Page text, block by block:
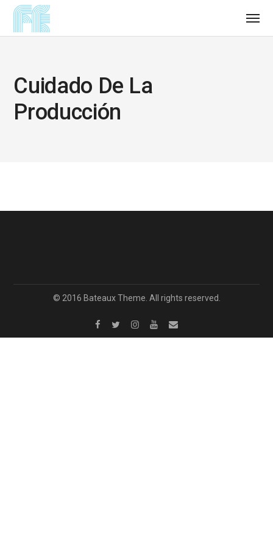
Cuidado De La
Producción
© 2016 Bateaux Theme. All rights reserved.